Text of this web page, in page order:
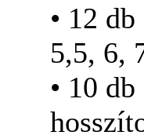
• 12
5,5, 6,
• 10